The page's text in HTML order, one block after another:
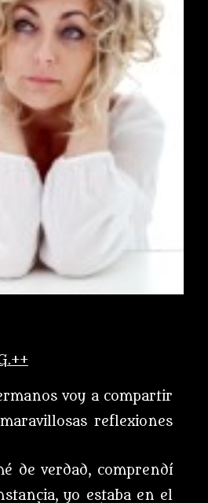
voy a compartir
reflexiones
de verdad, comprendí
yo estaba en el